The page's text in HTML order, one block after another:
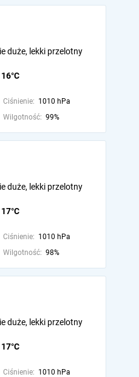
16°C
duże, lekki przelotny
Ciśnienie: 1010 hPa
Wilgotność: 99%
17°C
duże, lekki przelotny
Ciśnienie: 1010 hPa
Wilgotność: 98%
17°C
duże, lekki przelotny
Ciśnienie: 1010 hPa